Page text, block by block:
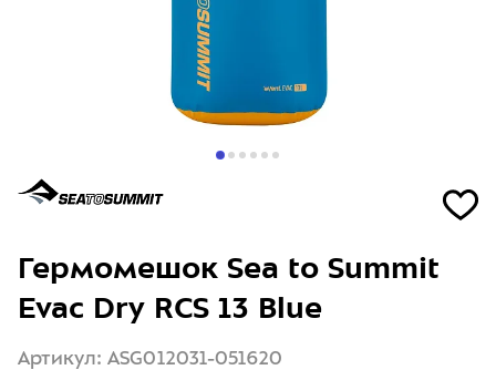
Гермомешок Sea to Summit
Evac Dry RCS 13 Blue
Артикул: ASG012031-051620